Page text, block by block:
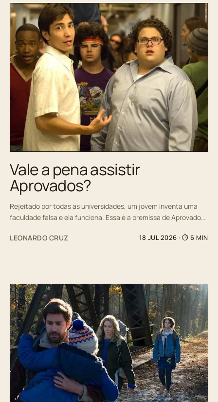
Vale a pena assistir
Aprovados?
Rejeitado por todas as universidades, um jovem inventa uma
faculdade falsa e ela funciona. Essa é a premissa de Aprovado…
LEONARDO CRUZ 18 JUL 2026 · ⏱ 6 MIN